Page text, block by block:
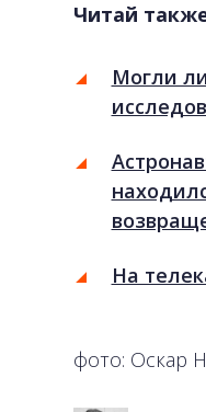
Читай
Могли
На
фото: Оскар